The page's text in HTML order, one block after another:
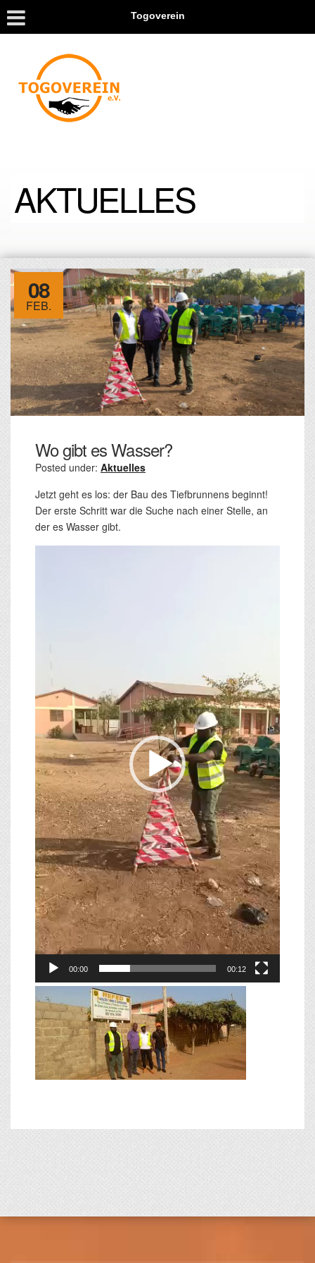
Togoverein
AKTUELLES
08
FEB.
Wo gibt es Wasser?
Posted under: Aktuelles
Jetzt geht es los: der Bau des Tiefbrunnens beginnt!
Der erste Schritt war die Suche nach einer Stelle, an
der es Wasser gibt.
00:00 00:12